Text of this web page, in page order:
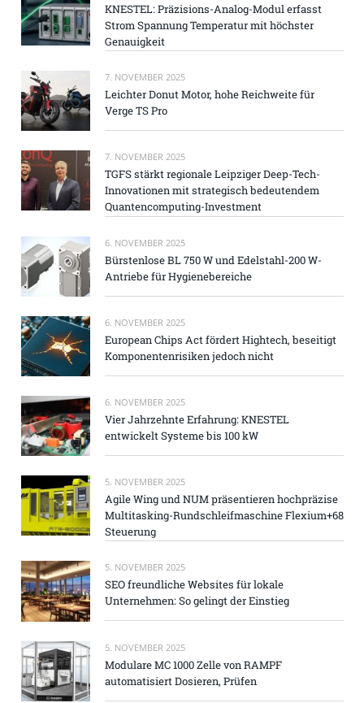
KNESTEL: Präzisions-Analog-Modul erfasst
Strom Spannung Temperatur mit höchster
Genauigkeit
7. NOVEMBER 2025
Leichter Donut Motor, hohe Reichweite für
Verge TS Pro
7. NOVEMBER 2025
TGFS stärkt regionale Leipziger Deep-Tech-
Innovationen mit strategisch bedeutendem
Quantencomputing-Investment
6. NOVEMBER 2025
Bürstenlose BL 750 W und Edelstahl-200 W-
Antriebe für Hygienebereiche
6. NOVEMBER 2025
European Chips Act fördert Hightech, beseitigt
Komponentenrisiken jedoch nicht
6. NOVEMBER 2025
Vier Jahrzehnte Erfahrung: KNESTEL
entwickelt Systeme bis 100 kW
5. NOVEMBER 2025
Agile Wing und NUM präsentieren hochpräzise
Multitasking-Rundschleifmaschine Flexium+68
Steuerung
5. NOVEMBER 2025
SEO freundliche Websites für lokale
Unternehmen: So gelingt der Einstieg
5. NOVEMBER 2025
Modulare MC 1000 Zelle von RAMPF
automatisiert Dosieren, Prüfen